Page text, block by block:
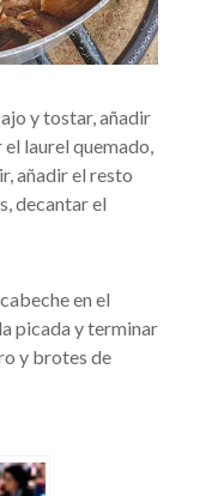
y tostar, añadir
laurel quemado,
añadir el resto
decantar el
en el
picada y terminar
y brotes de